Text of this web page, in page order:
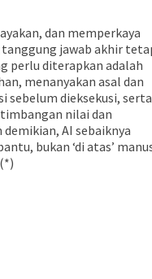
dan memperkaya
jawab akhir
perlu diterapkan adalah
menanyakan asal dan
sebelum dieksekusi, serta
nilai dan
AI sebaiknya
bukan ‘di atas’